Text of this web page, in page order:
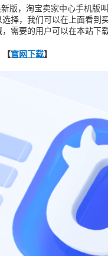
版，淘宝卖家中心手机版
择，我们可以在上面看
需要的用户可以在本站下载
【官网下载】